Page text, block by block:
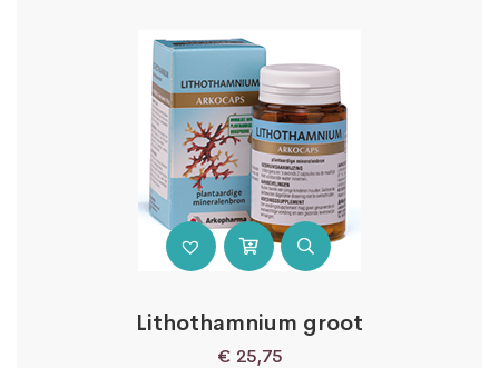
Lithothamnium groot
€ 25,75